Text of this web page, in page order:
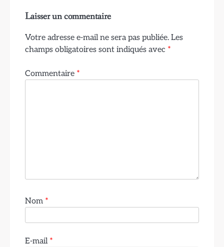
Laisser un commentaire
Votre adresse e-mail ne sera pas publiée. Les
champs obligatoires sont indiqués avec *
Commentaire *
Nom *
E-mail *